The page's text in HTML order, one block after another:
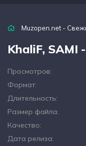
Muzopen.net -
KhaliF, SAMI
Просмотров:
Формат:
Длительность:
Размер файла:
Качество:
Дата релиза: